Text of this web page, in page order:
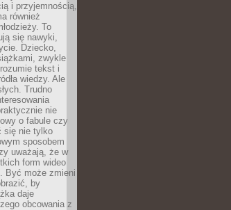
i przyjemnością,
również
To
się nawyki,
Dziecko,
zwykle
tekst i
wiedzy. Ale
Trudno
nie
o fabule czy
się nie tylko
sposobem
uważają, że w
form wideo
Być może zmieni
by
daje
obcowania z